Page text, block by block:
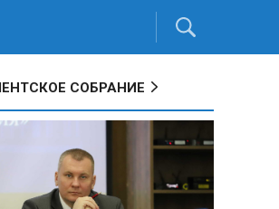
СОБРАНИЕ